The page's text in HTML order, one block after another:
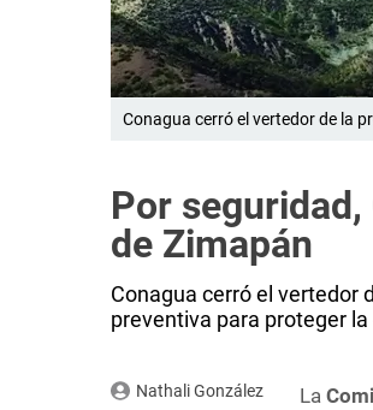
Conagua cerró el vertedor de la
Por
de Zimapán
Conagua cerró el vertedor
preventiva para proteger
Nathali González
La